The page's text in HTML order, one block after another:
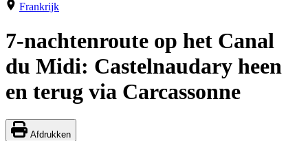
Frankrijk
7-nachtenroute op het Canal
du Midi: Castelnaudary heen
en terug via Carcassonne
Afdrukken